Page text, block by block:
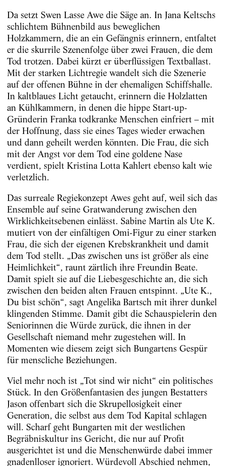
Da setzt Swen Lasse Awe die Säge an. In Jana Keltschs
schlichtem Bühnenbild aus beweglichen
Holzkammern, die an ein Gefängnis erinnern, entfaltet
er die skurrile Szenenfolge über zwei Frauen, die dem
Tod trotzen. Dabei kürzt er überflüssigen Textballast.
Mit der starken Lichtregie wandelt sich die Szenerie
auf der offenen Bühne in der ehemaligen Schiffshalle.
In kaltblaues Licht getaucht, erinnern die Holzlatten
an Kühlkammern, in denen die hippe Start-up-
Gründerin Franka todkranke Menschen einfriert – mit
der Hoffnung, dass sie eines Tages wieder erwachen
und dann geheilt werden könnten. Die Frau, die sich
mit der Angst vor dem Tod eine goldene Nase
verdient, spielt Kristina Lotta Kahlert ebenso kalt wie
verletzlich.
Das surreale Regiekonzept Awes geht auf, weil sich das
Ensemble auf seine Gratwanderung zwischen den
Wirklichkeitsebenen einlässt. Sabine Martin als Ute K.
mutiert von der einfältigen Omi-Figur zu einer starken
Frau, die sich der eigenen Krebskrankheit und damit
dem Tod stellt. „Das zwischen uns ist größer als eine
Heimlichkeit“, raunt zärtlich ihre Freundin Beate.
Damit spielt sie auf die Liebesgeschichte an, die sich
zwischen den beiden alten Frauen entspinnt. „Ute K.,
Du bist schön“, sagt Angelika Bartsch mit ihrer dunkel
klingenden Stimme. Damit gibt die Schauspielerin den
Seniorinnen die Würde zurück, die ihnen in der
Gesellschaft niemand mehr zugestehen will. In
Momenten wie diesem zeigt sich Bungartens Gespür
für menscliche Beziehungen.
Viel mehr noch ist „Tot sind wir nicht“ ein politisches
Stück. In den Größenfantasien des jungen Bestatters
Jason offenbart sich die Skrupellosigkeit einer
Generation, die selbst aus dem Tod Kapital schlagen
will. Scharf geht Bungarten mit der westlichen
Begräbniskultur ins Gericht, die nur auf Profit
ausgerichtet ist und die Menschenwürde dabei immer
gnadenlloser ignoriert. Würdevoll Abschied nehmen,